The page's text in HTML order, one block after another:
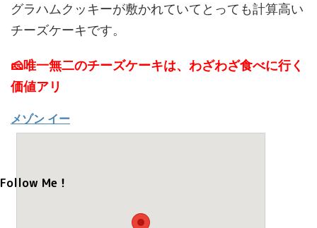
グラハムクッキーが敷かれていてとっても計算高い
チーズケーキです。
🧀唯一無二のチーズケーキは、わざわざ食べに行く
価値アリ
メゾン イー
Follow Me！